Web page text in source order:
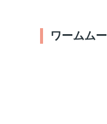
ワームム